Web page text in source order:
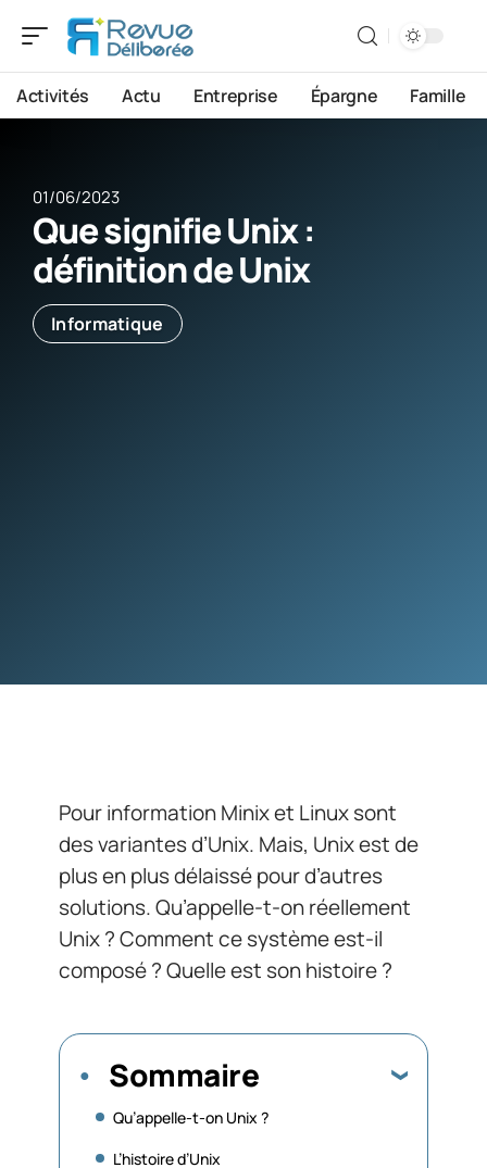
Activités Actu Entreprise Épargne Famille
01/06/2023
Que signifie Unix :
définition de Unix
Informatique
Pour information Minix et Linux sont
des variantes d’Unix. Mais, Unix est de
plus en plus délaissé pour d’autres
solutions. Qu’appelle-t-on réellement
Unix ? Comment ce système est-il
composé ? Quelle est son histoire ?
Sommaire
Qu’appelle-t-on Unix ?
L’histoire d’Unix